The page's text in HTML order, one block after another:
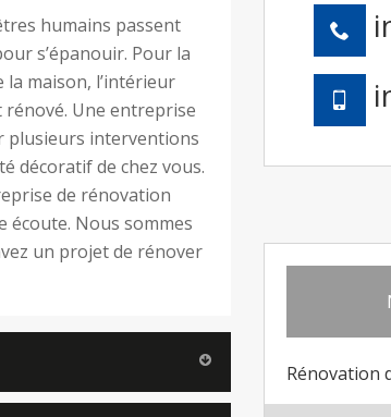
humains passent
s’épanouir. Pour la
maison, l’intérieur
Une entreprise
plusieurs interventions
décoratif de chez vous.
de rénovation
Nous sommes
un projet de rénover
Rénovation